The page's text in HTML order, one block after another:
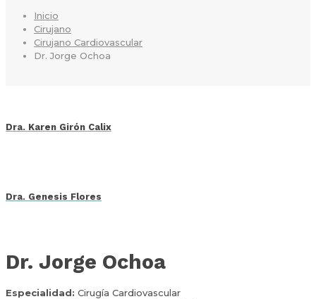
Inicio
Cirujano
Cirujano Cardiovascular
Dr. Jorge Ochoa
Dra. Karen Girón Calix
Dra. Genesis Flores
Dr. Jorge Ochoa
Especialidad: Cirugía Cardiovascular